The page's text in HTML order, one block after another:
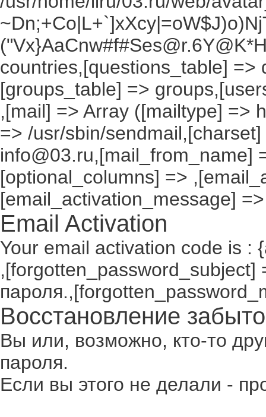
countries,[questions_table]
[groups_table] =>
,[mail] => Array ([mailtype] =>
=> /usr/sbin/
info@03.ru,[mail_from_name]
[optional_columns] =>
[email_activation_message] =>
Email Activation
Your email activation code is :
,[forgotten_password_subject]
Восстановление
Вы или, возможно, кто-то
пароля.
Если вы этого не делали -